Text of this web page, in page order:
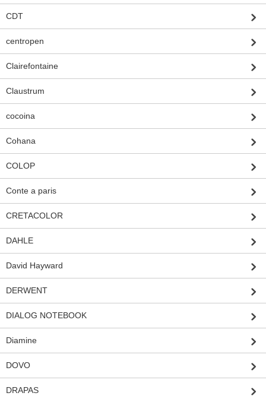
CDT
centropen
Clairefontaine
Claustrum
cocoina
Cohana
COLOP
Conte a paris
CRETACOLOR
DAHLE
David Hayward
DERWENT
DIALOG NOTEBOOK
Diamine
DOVO
DRAPAS